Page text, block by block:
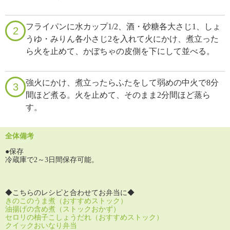
2
フライパンに水カップ1/2、酒・砂糖各大さじ1、しょ
うゆ・みりん各小さじ2を入れて火にかけ、煮立った
ら火を止めて、かぼちゃの皮側を下にして並べる。
3
強火にかけ、煮立ったらふたをして弱めの中火で8分
間ほど煮る。火を止めて、そのまま2分間ほど蒸ら
す。
全体備考
●保存
冷蔵庫で2～3日間保存可能。
◆こちらのレシピと合わせてお弁当に◆
きのこのうま煮（おすすめストック）
油揚げの含め煮（ストックおかず）
セロリの柚子こしょうだれ（おすすめストック）
クイックおいなり弁当